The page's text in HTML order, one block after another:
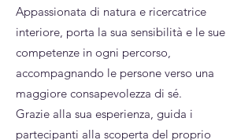
Appassionata di natura e ricercatrice
interiore, porta la sua sensibilità e le sue
competenze in ogni percorso,
accompagnando le persone verso una
maggiore consapevolezza di sé.
Grazie alla sua esperienza, guida i
partecipanti alla scoperta del proprio